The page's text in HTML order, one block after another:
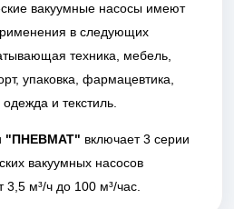
вакуумные насосы имеют
в следующих
техника, мебель,
упаковка, фармацевтика,
и текстиль.
"ПНЕВМАТ" включает 3 серии
вакуумных насосов
3,5 м³/ч до 100 м³/час.